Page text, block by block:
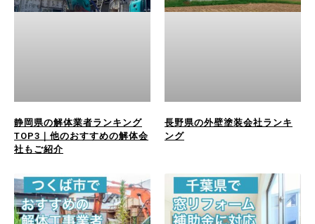
静岡県の解体業者ランキング
TOP3｜他のおすすめの解体会
社もご紹介
長野県の外壁塗装会社ランキ
ング